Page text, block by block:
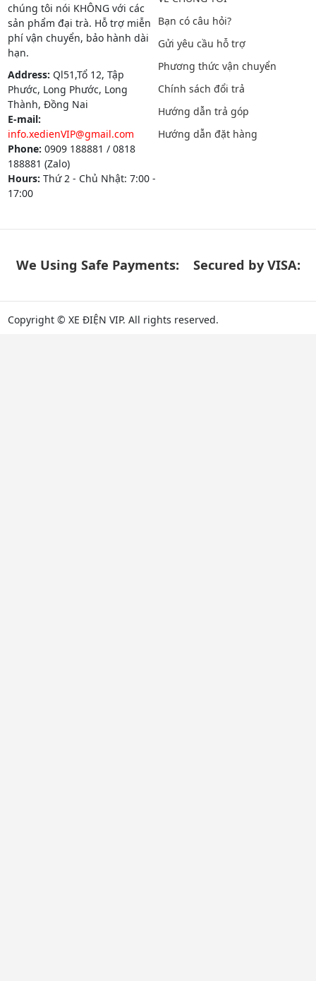
chúng tôi nói KHÔNG với các
sản phẩm đại trà. Hỗ trợ miễn
phí vận chuyển, bảo hành dài
hạn.
Address: Ql51,Tổ 12, Tập
Phước, Long Phước, Long
Thành, Đồng Nai
E-mail:
info.xedienVIP@gmail.com
Phone: 0909 188881 / 0818
188881 (Zalo)
Hours: Thứ 2 - Chủ Nhật: 7:00 -
17:00
Bạn có câu hỏi?
Gửi yêu cầu hỗ trợ
Phương thức vận chuyển
Chính sách đổi trả
Hướng dẫn trả góp
Hướng dẫn đặt hàng
We Using Safe Payments: Secured by VISA:
Copyright © XE ĐIỆN VIP. All rights reserved.